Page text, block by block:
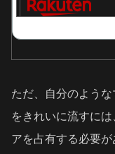
ただ、自分のよう
をきれいに流すに
アを占有する必要が